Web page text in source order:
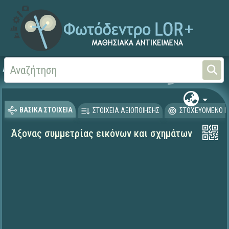
Αρχική
ΒΑΣΙΚΑ ΣΤΟΙΧΕΙΑ ΣΤΟΙΧΕΙΑ ΑΞΙΟΠΟΙΗΣΗΣ ΣΤΟΧΕΥΟΜΕΝΟ
Άξονας συμμετρίας εικόνων και σχημάτων